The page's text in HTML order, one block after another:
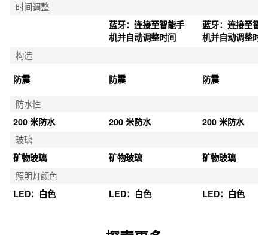
时间调整
蓝牙：连接至智能手
机并自动调整时间
蓝牙：连接至智
机并自动调整时
构造
防震
防震 防震
防水性
200 米防水
200 米防水
200 米防水
玻璃
矿物玻璃
矿物玻璃
矿物玻璃
照明灯颜色
LED：白色
LED：白色 LED：白色